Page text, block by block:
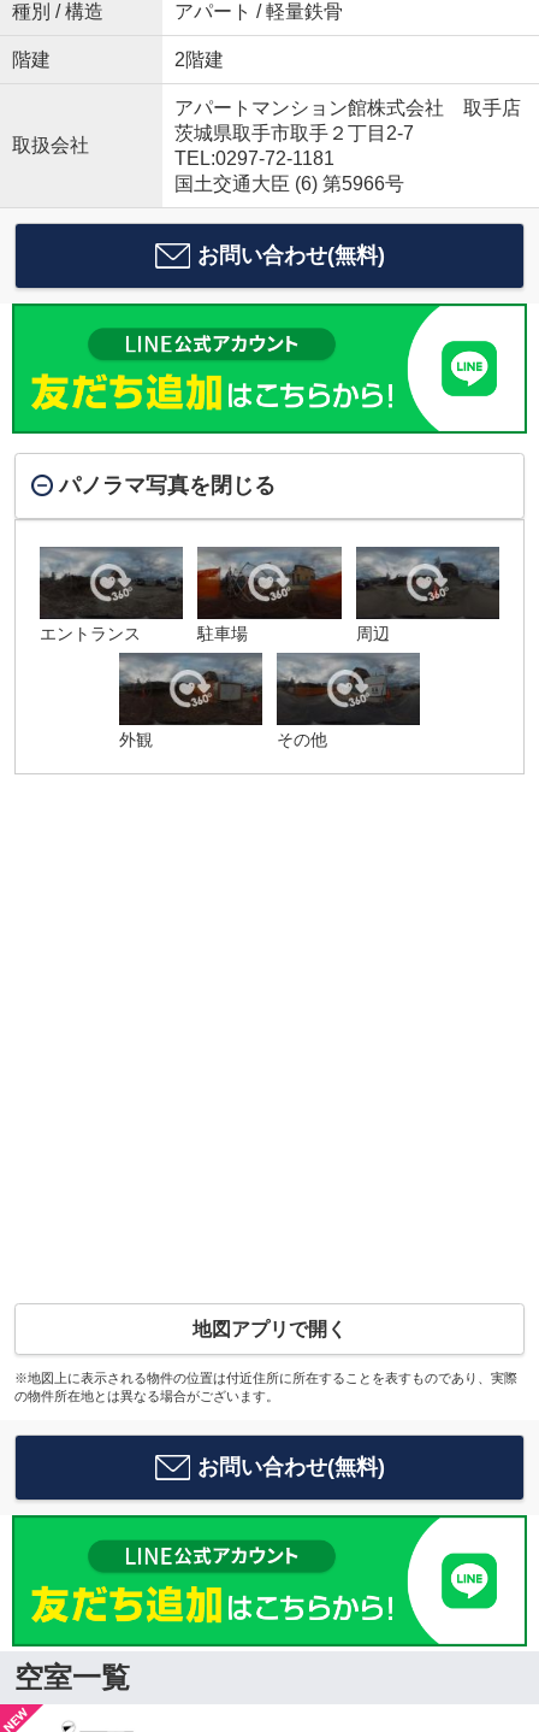
種別 / 構造 アパート / 軽量鉄骨
階建 2階建
取扱会社
アパートマンション館株式会社 取手店
茨城県取手市取手２丁目2-7
TEL:0297-72-1181
国土交通大臣 (6) 第5966号
お問い合わせ(無料)
パノラマ写真を閉じる
エントランス 駐車場 周辺
外観 その他
地図アプリで開く
※地図上に表示される物件の位置は付近住所に所在することを表すものであり、実際
の物件所在地とは異なる場合がございます。
お問い合わせ(無料)
空室一覧